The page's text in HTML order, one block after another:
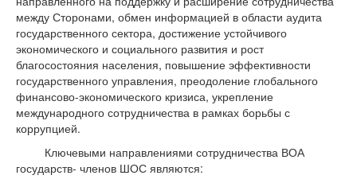
между Сторонами, обмен информацией в области аудита
государственного сектора, достижение устойчивого
экономического и социального развития и рост
благосостояния населения, повышение эффективности
государственного управления, преодоление глобального
финансово-экономического кризиса, укрепление
международного сотрудничества в рамках борьбы с
коррупцией.
Ключевыми направлениями сотрудничества ВОА
государств- членов ШОС являются: